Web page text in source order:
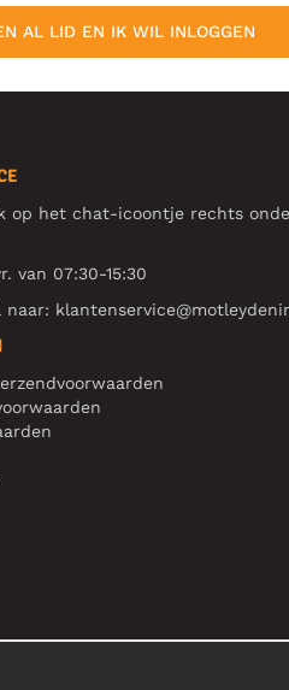
AL LID EN IK WIL INLOGGEN
op het chat-icoontje rechts
van 07:30-15:30
naar: